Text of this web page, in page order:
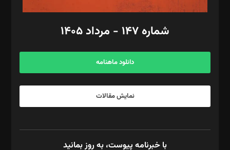
امور مالی: شاپور رهبری، محمد‌ کاظمی‌نیا
آگهی و مشترکین: ۰۹۱۹۹۹۹۰۴۵۴
شماره ۱۴۷ - مرداد ۱۴۰۵
دانلود ماهنامه
نمایش مقالات
با خبرنامه پیوست، به روز بمانید